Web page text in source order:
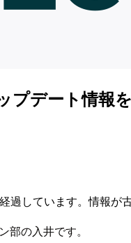
プデート情報
過しています。情報が
部の入井です。